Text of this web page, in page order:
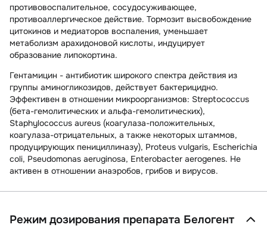
противовоспалительное, сосудосуживающее,
противоаллергическое действие. Тормозит высвобождение
цитокинов и медиаторов воспаления, уменьшает
метаболизм арахидоновой кислоты, индуцирует
образование липокортина.
Гентамицин - антибиотик широкого спектра действия из
группы аминогликозидов, действует бактерицидно.
Эффективен в отношении микроорганизмов: Streptococcus
(бета-гемолитических и альфа-гемолитических),
Staphylococcus aureus (коагулаза-положительных,
коагулаза-отрицательных, а также некоторых штаммов,
продуцирующих пенициллиназу), Proteus vulgaris, Escherichia
coli, Pseudomonas aeruginosa, Enterobacter aerogenes. Не
активен в отношении анаэробов, грибов и вирусов.
Режим дозирования препарата Белогент